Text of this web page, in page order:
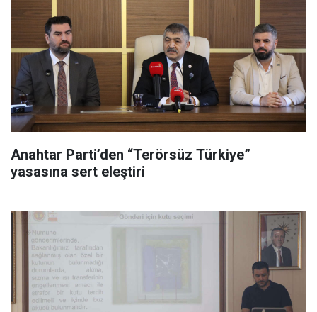
Anahtar Parti’den “Terörsüz Türkiye”
yasasına sert eleştiri